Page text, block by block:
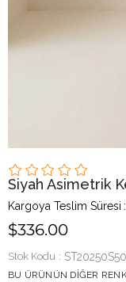
Siyah Asimetrik
Kargoya Teslim Süresi :
$336.00
Stok Kodu
BU ÜRÜNÜN DIĞER